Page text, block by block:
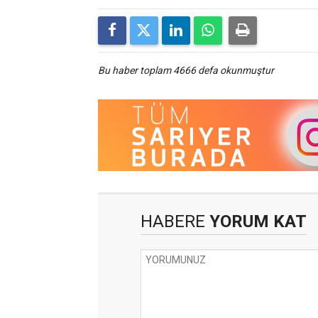
Bu haber toplam 4666 defa okunmuştur
HABERE YORUM KAT